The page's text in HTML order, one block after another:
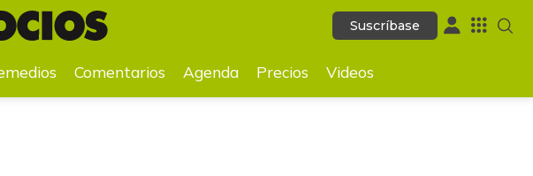
Suscríbase
Suscríbase
Comentarios Agenda Precios Videos